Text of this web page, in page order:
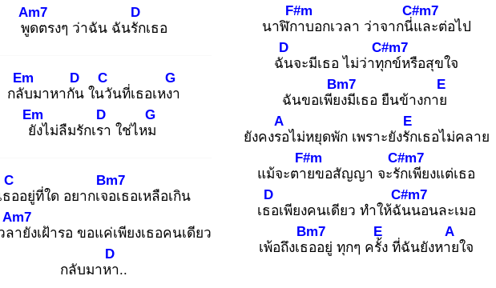
พูด
Am7
ตรงๆ ว่าฉัน ฉันรัก
D
เธอ
กลับ
Em
มาหากัน
D
ในวั
C
นที่เธอเหงา
G
ยัง
Em
ไม่ลืมรักเรา
D
ใช่ไหม
G
ธอ
C
อยู่ที่ใด อยากเจอ
Bm7
เธอเหลือเกิน
ลา
Am7
ยังเฝ้ารอ ขอแค่เพียงเธอคนเดียว
กลับมาหา
D
..
นาฬิกา
F#m
บอกเวลา ว่าจากนี่แ
C#m7
ละต่อไป
ฉัน
D
จะมีเธอ ไม่ว่าทุก
C#m7
ข์หรือสุขใจ
ฉันขอเพียง
Bm7
มีเธอ ยืนข้างกาย
E
ยังคงรอ
A
ไม่หยุดพัก เพราะยังรัก
E
เธอไม่คลาย
แม้จะตาย
F#m
ขอสัญญา จะรัก
C#m7
เพียงแต่เธอ
เธอ
D
เพียงคนเดียว ทำให้ฉัน
C#m7
นอนละเมอ
เพ้อถึงเธอ
Bm7
อยู่ ทุกๆ ครั้ง
E
ที่ฉันยังหาย
A
ใจ